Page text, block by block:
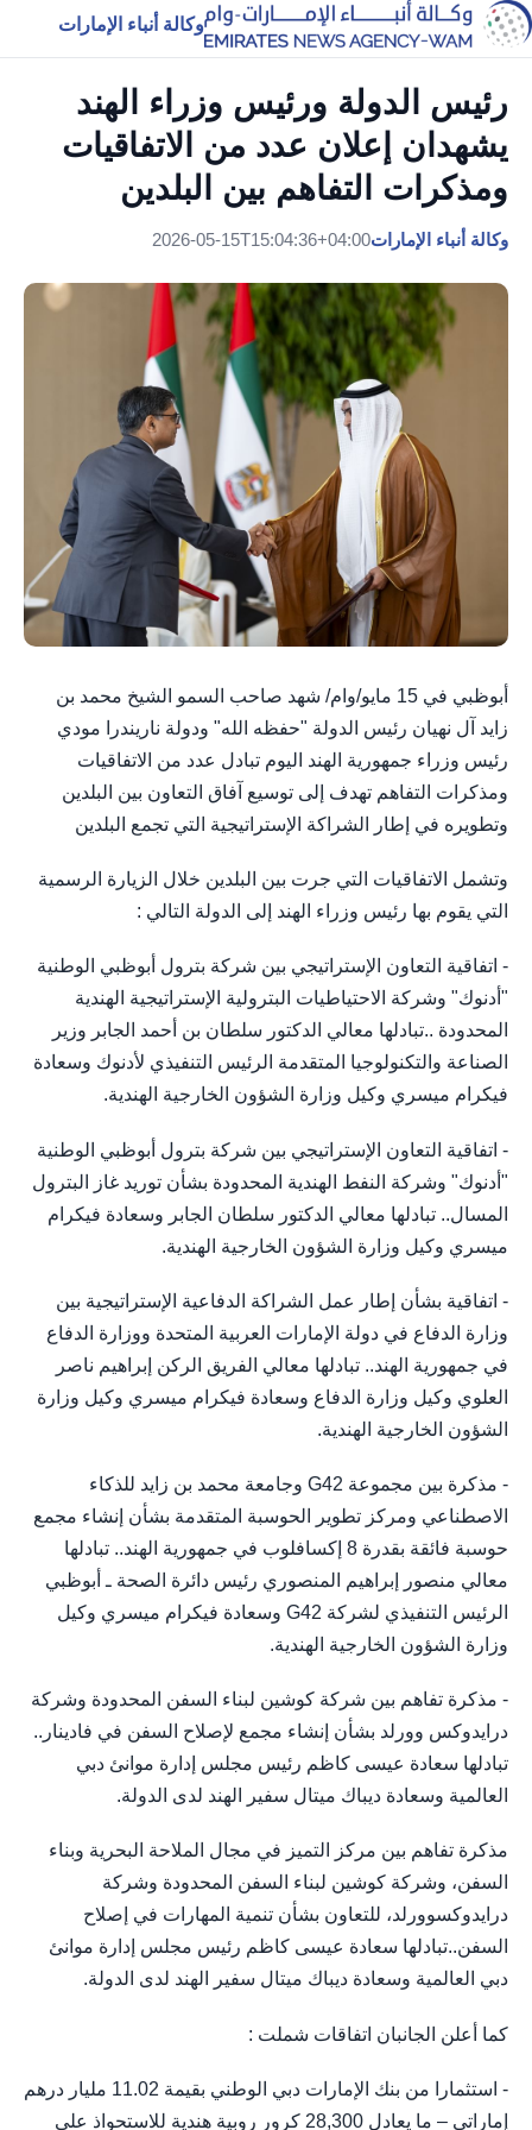
وكالة أنباء الإمارات
رئيس الدولة ورئيس وزراء الهند
يشهدان إعلان عدد من الاتفاقيات
ومذكرات التفاهم بين البلدين
وكالة أنباء الإمارات2026-05-15T15:04:36+04:00
أبوظبي في 15 مايو/وام/ شهد صاحب السمو الشيخ محمد بن
زايد آل نهيان رئيس الدولة "حفظه الله" ودولة ناريندرا مودي
رئيس وزراء جمهورية الهند اليوم تبادل عدد من الاتفاقيات
ومذكرات التفاهم تهدف إلى توسيع آفاق التعاون بين البلدين
وتطويره في إطار الشراكة الإستراتيجية التي تجمع البلدين
وتشمل الاتفاقيات التي جرت بين البلدين خلال الزيارة الرسمية
التي يقوم بها رئيس وزراء الهند إلى الدولة التالي :
- اتفاقية التعاون الإستراتيجي بين شركة بترول أبوظبي الوطنية
"أدنوك" وشركة الاحتياطيات البترولية الإستراتيجية الهندية
المحدودة ..تبادلها معالي الدكتور سلطان بن أحمد الجابر وزير
الصناعة والتكنولوجيا المتقدمة الرئيس التنفيذي لأدنوك وسعادة
فيكرام ميسري وكيل وزارة الشؤون الخارجية الهندية.
- اتفاقية التعاون الإستراتيجي بين شركة بترول أبوظبي الوطنية
"أدنوك" وشركة النفط الهندية المحدودة بشأن توريد غاز البترول
المسال.. تبادلها معالي الدكتور سلطان الجابر وسعادة فيكرام
ميسري وكيل وزارة الشؤون الخارجية الهندية.
- اتفاقية بشأن إطار عمل الشراكة الدفاعية الإستراتيجية بين
وزارة الدفاع في دولة الإمارات العربية المتحدة ووزارة الدفاع
في جمهورية الهند.. تبادلها معالي الفريق الركن إبراهيم ناصر
العلوي وكيل وزارة الدفاع وسعادة فيكرام ميسري وكيل وزارة
الشؤون الخارجية الهندية.
- مذكرة بين مجموعة G42 وجامعة محمد بن زايد للذكاء
الاصطناعي ومركز تطوير الحوسبة المتقدمة بشأن إنشاء مجمع
حوسبة فائقة بقدرة 8 إكسافلوب في جمهورية الهند.. تبادلها
معالي منصور إبراهيم المنصوري رئيس دائرة الصحة ـ أبوظبي
الرئيس التنفيذي لشركة G42 وسعادة فيكرام ميسري وكيل
وزارة الشؤون الخارجية الهندية.
- مذكرة تفاهم بين شركة كوشين لبناء السفن المحدودة وشركة
درايدوكس وورلد بشأن إنشاء مجمع لإصلاح السفن في فادينار..
تبادلها سعادة عيسى كاظم رئيس مجلس إدارة موانئ دبي
العالمية وسعادة ديباك ميتال سفير الهند لدى الدولة.
مذكرة تفاهم بين مركز التميز في مجال الملاحة البحرية وبناء
السفن، وشركة كوشين لبناء السفن المحدودة وشركة
درايدوكسوورلد، للتعاون بشأن تنمية المهارات في إصلاح
السفن..تبادلها سعادة عيسى كاظم رئيس مجلس إدارة موانئ
دبي العالمية وسعادة ديباك ميتال سفير الهند لدى الدولة.
كما أعلن الجانبان اتفاقات شملت :
- استثمارا من بنك الإمارات دبي الوطني بقيمة 11.02 مليار درهم
إماراتي – ما يعادل 28,300 كرور روبية هندية للاستحواذ على